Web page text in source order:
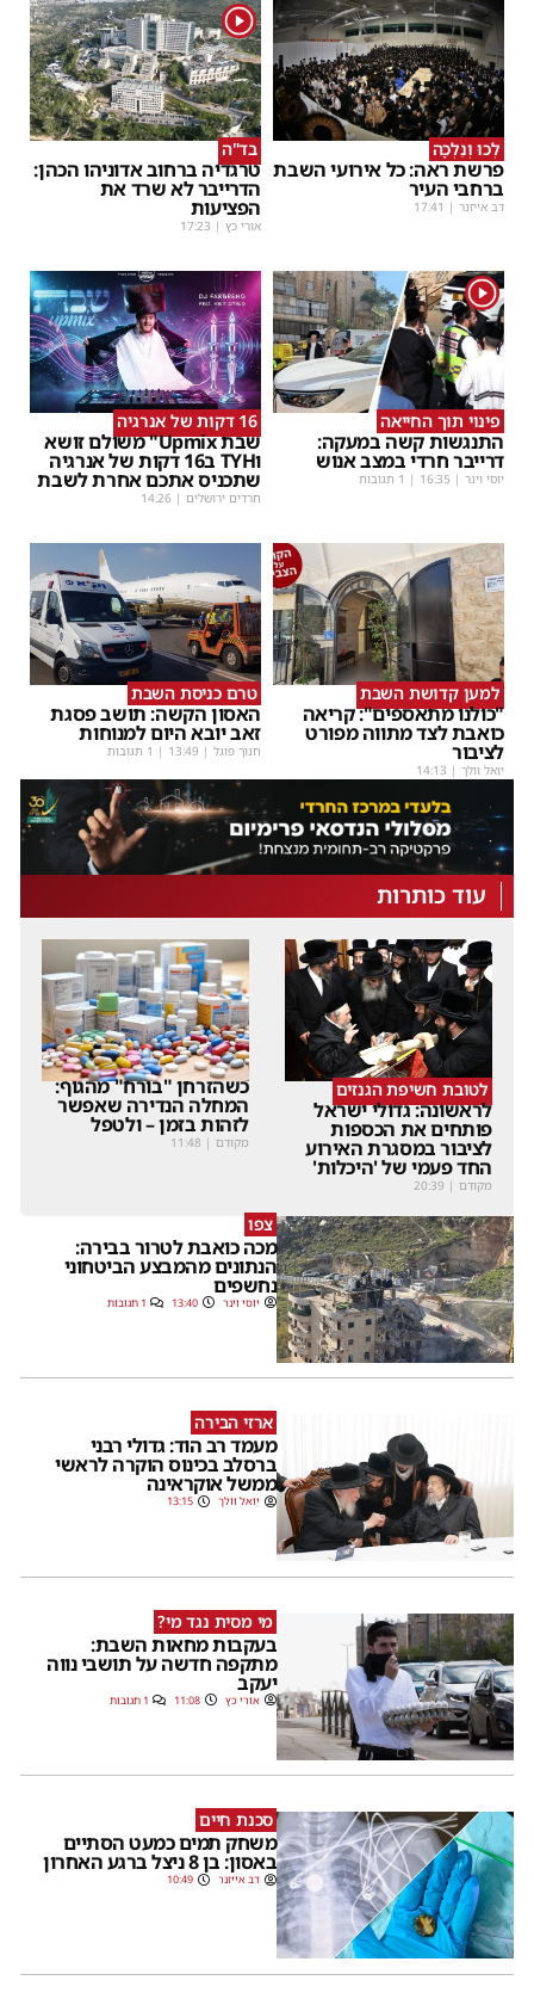
לְכוּ וְנֵלְכָה
פרשת ראה: כל אירועי השבת
ברחבי העיר
דב אייזנר |
17:41
1
בד"ה
טרגדיה ברחוב אדוניהו הכהן:
הדרייבר לא שרד את
הפציעות
אורי כץ |
17:23
1
פינוי תוך החייאה
התנגשות קשה במעקה:
דרייבר חרדי במצב אנוש
יוסי וינר |
16:35 | 1 תגובות
16 דקות של אנרגיה
שבת Upmix" משולם זושא
וTYH ב16 דקות של אנרגיה
שתכניס אתכם אחרת לשבת
חרדים ירושלים |
14:26
למען קדושת השבת
"כולנו מתאספים": קריאה
כואבת לצד מתווה מפורט
לציבור
יואל וולך |
14:13
טרם כניסת השבת
האסון הקשה: תושב פסגת
זאב יובא היום למנוחות
חנוך פוגל |
13:49 | 1 תגובות
עוד כותרות
לטובת חשיפת הגנזים
לראשונה: גדולי ישראל
פותחים את הכספות
לציבור במסגרת האירוע
החד פעמי של 'היכלות'
מקודם |
20:39
כשהזרחן "בורח" מהגוף:
המחלה הנדירה שאפשר
לזהות בזמן – ולטפל
מקודם |
11:48
צפו
מכה כואבת לטרור בבירה:
הנתונים מהמבצע הביטחוני
נחשפים
יוסי וינר 13:40 1 תגובות
ארזי הבירה
מעמד רב הוד: גדולי רבני
ברסלב בכינוס הוקרה לראשי
ממשל אוקראינה
יואל וולך 13:15
מי מסית נגד מי?
בעקבות מחאות השבת:
מתקפה חדשה על תושבי נווה
יעקב
אורי כץ 11:08 1 תגובות
סכנת חיים
משחק תמים כמעט הסתיים
באסון: בן 8 ניצל ברגע האחרון
דב אייזנר 10:49